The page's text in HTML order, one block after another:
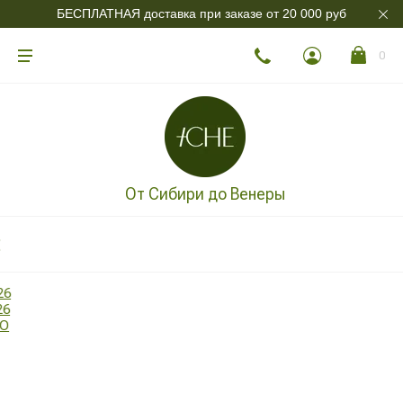
БЕСПЛАТНАЯ доставка при заказе от 20 000 руб
0
От Сибири до Венеры